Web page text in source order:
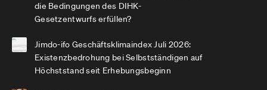
die Bedingungen des DIHK-
Gesetzentwurfs erfüllen?
Jimdo-ifo Geschäftsklimaindex Juli 2026:
Existenzbedrohung bei Selbstständigen auf
Höchststand seit Erhebungsbeginn